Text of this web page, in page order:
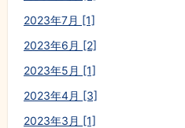
2023年7月 [1]
2023年6月 [2]
2023年5月 [1]
2023年4月 [3]
2023年3月 [1]